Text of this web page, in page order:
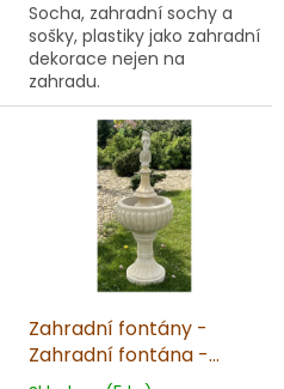
Socha, zahradní sochy a
sošky, plastiky jako zahradní
dekorace nejen na
zahradu.
Zahradní fontány -
Zahradní fontána -
malá, výška 90 cm, 55